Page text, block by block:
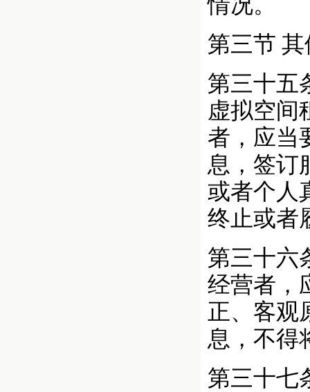
第三节
第三十五
虚拟空间
者，应当
息，签订
或者个人
终止或者
第三十六
经营者，
正、客观
息，不得
第三十七